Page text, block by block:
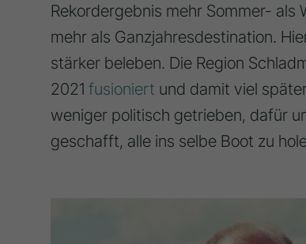
Rekordergebnis mehr Sommer-
mehr als Ganzjahresdestination.
stärker beleben. Die Region
2021 fusioniert und damit viel
weniger politisch getrieben, dafür
geschafft, alle ins selbe Boot zu